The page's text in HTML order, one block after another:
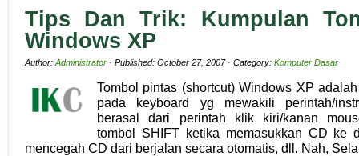
Tips Dan Trik: Kumpulan
Windows XP
Author: Administrator · Published: October 27, 2007 · Category: Komputer Dasar
Tombol pintas (shortcut) Windows XP
pada keyboard yg mewakili perintah/
berasal dari perintah klik kiri/kanan
tombol SHIFT ketika memasukkan CD ke
mencegah CD dari berjalan secara otomatis, dll. Nah,